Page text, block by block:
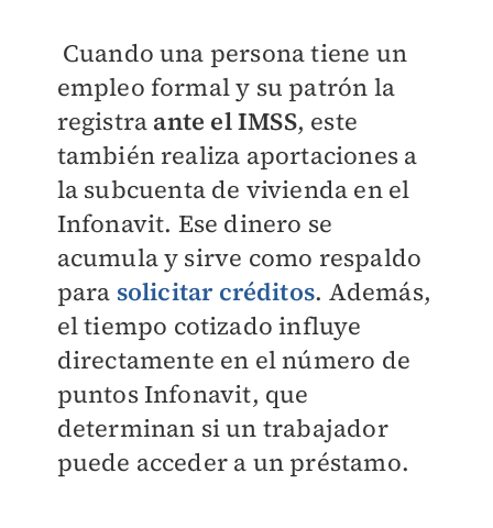
Cuando una persona tiene un
empleo formal y su patrón la
registra ante el IMSS, este
también realiza aportaciones a
la subcuenta de vivienda en el
Infonavit. Ese dinero se
acumula y sirve como respaldo
para solicitar créditos. Además,
el tiempo cotizado influye
directamente en el número de
puntos Infonavit, que
determinan si un trabajador
puede acceder a un préstamo.